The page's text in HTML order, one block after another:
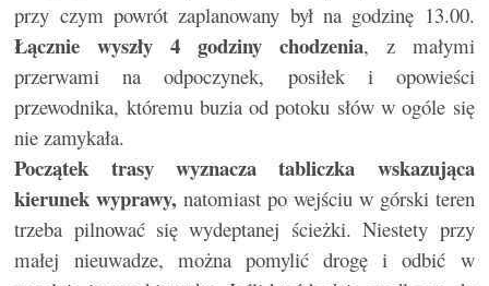
przy czym powrót zaplanowany był na godzinę 13.00.
Łącznie wyszły 4 godziny chodzenia, z małymi
przerwami na odpoczynek, posiłek i opowieści
przewodnika, któremu buzia od potoku słów w ogóle się
nie zamykała.
Początek trasy wyznacza tabliczka wskazująca
kierunek wyprawy, natomiast po wejściu w górski teren
trzeba pilnować się wydeptanej ścieżki. Niestety przy
małej nieuwadze, można pomylić drogę i odbić w